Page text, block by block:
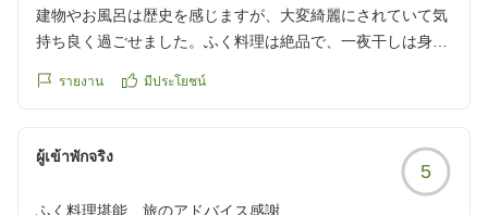
建物やお風呂は歴史を感じますが、大変綺麗にされていて気
持ち良く過ごせました。ふく料理は絶品で、一夜干しは身も
鍋も同様に個人鍋で一人一人に雑炊を作ってくださりまし
皮まで美味しく頂きました。福岡に転勤している息子と合流
しての家族旅、一同、大満足でした。
รายงาน มีประโยชน์
ผู้เข้าพักจริง
5
ふく料理堪能、旅のアドバイス感謝